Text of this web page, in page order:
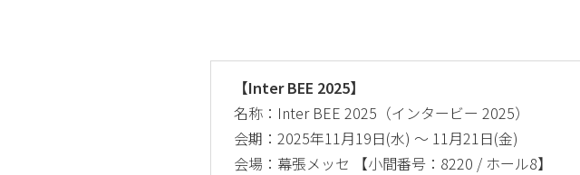
【Inter BEE 2025】
名称：Inter BEE 2025（インタービー 2025）
会期：2025年11月19日(水) ～ 11月21日(金)
会場：幕張メッセ 【小間番号：8220 / ホール8】